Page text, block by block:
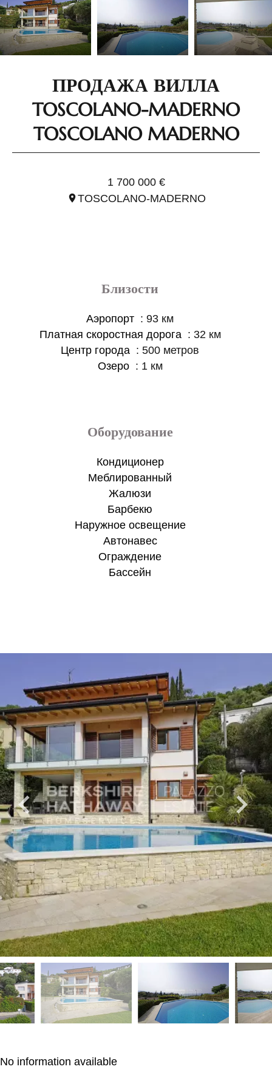
ПРОДАЖА ВИЛЛА
TOSCOLANO-MADERNO
TOSCOLANO MADERNO
1 700 000 €
TOSCOLANO-MADERNO
Близости
Аэропорт
93 км
Платная скоростная дорога
32 км
Центр города
500 метров
Озеро
1 км
Оборудование
Кондиционер
Меблированный
Жалюзи
Барбекю
Наружное освещение
Aвтонавес
Ограждение
Бассейн
No information available